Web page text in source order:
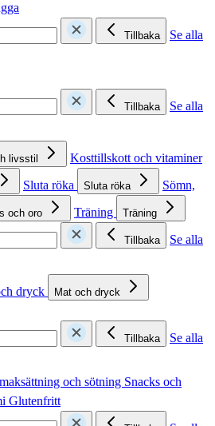
Tillbaka
Se alla
Tillbaka
Se alla
livsstil Kosttillskott och vitaminer
Sluta röka Sluta röka
Sömn,
och oro Träning Träning
Tillbaka
Se alla
dryck Mat och dryck
Tillbaka
Se alla
och sötning Snacks och
Glutenfritt